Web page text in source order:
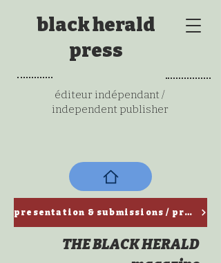
black herald
press
éditeur indépendant /
independent publisher
presentation & submissions / ​présentation & propositions de textes
THE BLACK HERALD